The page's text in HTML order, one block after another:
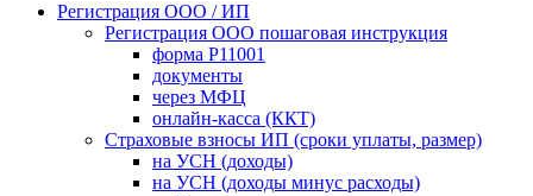
Регистрация ООО / ИП
Регистрация ООО пошаговая инструкция
форма Р11001
документы
через МФЦ
онлайн-касса (ККТ)
Страховые взносы ИП (сроки уплаты, размер)
на УСН (доходы)
на УСН (доходы минус расходы)